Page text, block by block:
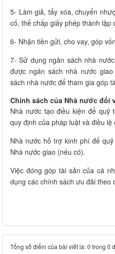
5- Làm giả, tẩy xóa, chuyển
cố, thế chấp giấy phép thành
6- Nhận tiền gửi, cho vay, góp
7- Sử dụng ngân sách nhà
được ngân sách nhà nước
sách nhà nước để tham gia góp
Chính sách của Nhà nước đối
Nhà nước tạo điều kiện để quỹ
quy định của pháp luật và điều lệ
Nhà nước hỗ trợ kinh phí để
Nhà nước giao (nếu có).
Việc đóng góp tài sản của cá
dụng các chính sách ưu đãi theo
Tổng số điểm của bài viết là: 0 trong 0